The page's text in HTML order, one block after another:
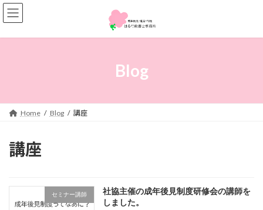
コ
ン
ン
ナ
ビ
ー
Blog
Home Blog 講座
講座
セミナー講師
社協主催の成年後見制度研修会の講師を
しました。